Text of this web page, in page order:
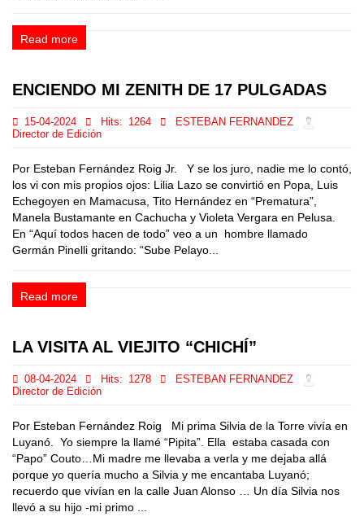
Read more
ENCIENDO MI ZENITH DE 17 PULGADAS
15-04-2024 Hits: 1264
ESTEBAN FERNANDEZ
Director de Edición
Por Esteban Fernández Roig Jr. Y se los juro, nadie me lo contó,
los vi con mis propios ojos: Lilia Lazo se convirtió en Popa, Luis
Echegoyen en Mamacusa, Tito Hernández en “Prematura”,
Manela Bustamante en Cachucha y Violeta Vergara en Pelusa.
En “Aquí todos hacen de todo” veo a un hombre llamado
Germán Pinelli gritando: “Sube Pelayo...
Read more
LA VISITA AL VIEJITO “CHICHÍ”
08-04-2024 Hits: 1278
ESTEBAN FERNANDEZ
Director de Edición
Por Esteban Fernández Roig Mi prima Silvia de la Torre vivía en
Luyanó. Yo siempre la llamé “Pipita”. Ella estaba casada con
“Papo” Couto…Mi madre me llevaba a verla y me dejaba allá
porque yo quería mucho a Silvia y me encantaba Luyanó;
recuerdo que vivían en la calle Juan Alonso … Un día Silvia nos
llevó a su hijo -mi primo ...